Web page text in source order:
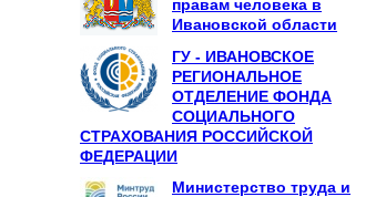
правам человека в
Ивановской области
ГУ - ИВАНОВСКОЕ
РЕГИОНАЛЬНОЕ
ОТДЕЛЕНИЕ ФОНДА
СОЦИАЛЬНОГО
СТРАХОВАНИЯ РОССИЙСКОЙ
ФЕДЕРАЦИИ
Министерство труда и